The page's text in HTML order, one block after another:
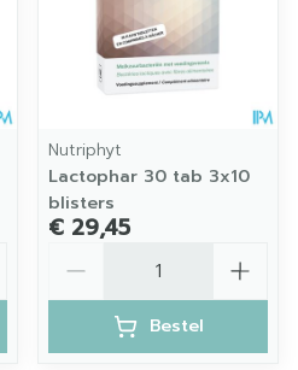
Nutriphyt
Lactophar 30 tab 3x10
blisters
€ 29,45
Bestel